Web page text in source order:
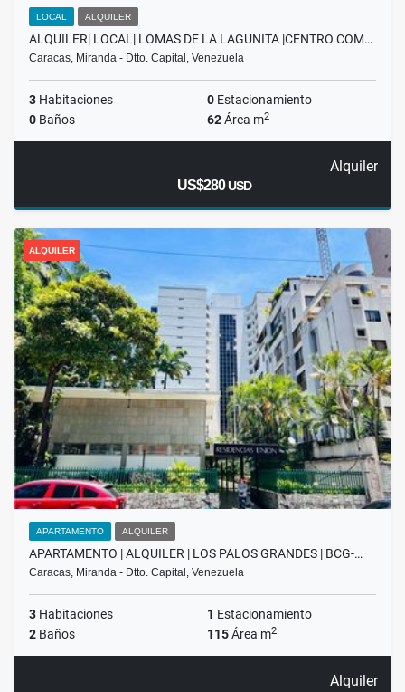
LOCAL ALQUILER
ALQUILER| LOCAL| LOMAS DE LA LAGUNITA |CENTRO COM…
Caracas, Miranda - Dtto. Capital, Venezuela
3 Habitaciones 0 Estacionamiento
0 Baños 62Área m2
Alquiler
US$280USD
ALQUILER
APARTAMENTO ALQUILER
APARTAMENTO | ALQUILER | LOS PALOS GRANDES | BCG-…
Caracas, Miranda - Dtto. Capital, Venezuela
3 Habitaciones 1 Estacionamiento
2 Baños 115Área m2
Alquiler